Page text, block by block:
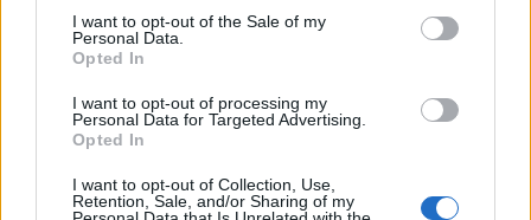
consent section.
I want to opt-out of the Sale of my
Personal Data.
Opted In
I want to opt-out of processing my
Personal Data for Targeted Advertising.
Opted In
I want to opt-out of Collection, Use,
Retention, Sale, and/or Sharing of my
Φαγητό Ρόδος
Limanaki Seafood Restaurant: Η καλύτερη επιλογή για
ολόφρεσκα θαλασσινά στη Ρόδο